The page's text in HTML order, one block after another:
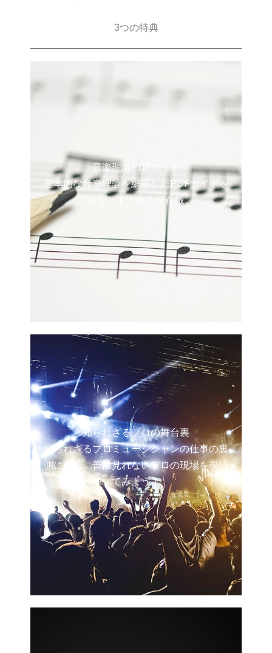
3つの特典
音楽理論PDFガイド
基本的な音楽理論を網羅したPDFガイドを
プレゼント！永久保存版。
知られざるプロの舞台裏
知られざるプロミュージシャンの仕事の裏
側に密着。普段見れないプロの現場を覗い
てみよう！